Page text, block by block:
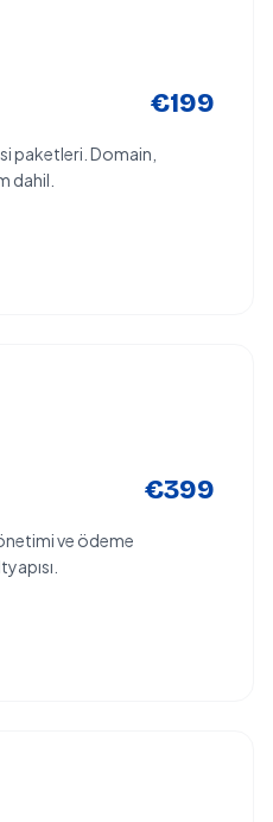
€199
paketleri. Domain,
dahil.
€399
ve ödeme